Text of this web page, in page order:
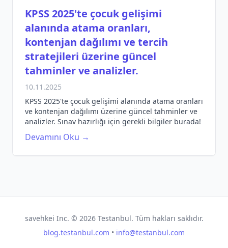
KPSS 2025'te çocuk gelişimi
alanında atama oranları,
kontenjan dağılımı ve tercih
stratejileri üzerine güncel
tahminler ve analizler.
10.11.2025
KPSS 2025'te çocuk gelişimi alanında atama oranları
ve kontenjan dağılımı üzerine güncel tahminler ve
analizler. Sınav hazırlığı için gerekli bilgiler burada!
Devamını Oku →
savehkei Inc. © 2026Testanbul. Tüm hakları saklıdır.
blog.testanbul.com • info@testanbul.com